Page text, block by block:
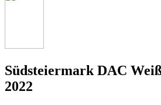
Südsteiermark DAC
2022